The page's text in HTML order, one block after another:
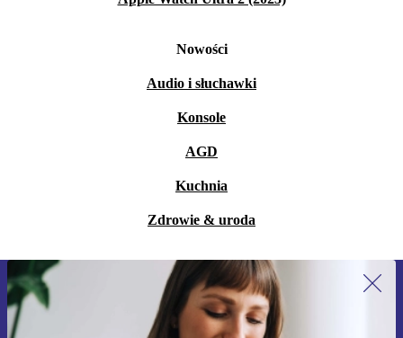
Nowości
Audio i słuchawki
Konsole
AGD
Kuchnia
Zdrowie & uroda
Zapisz się na nasz newsletter!
Nie przegap żadnej oferty.